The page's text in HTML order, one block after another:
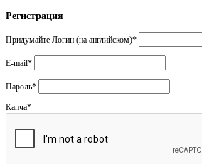
Регистрация
Придумайте Логин (на английском)*
E-mail*
Пароль*
Капча*